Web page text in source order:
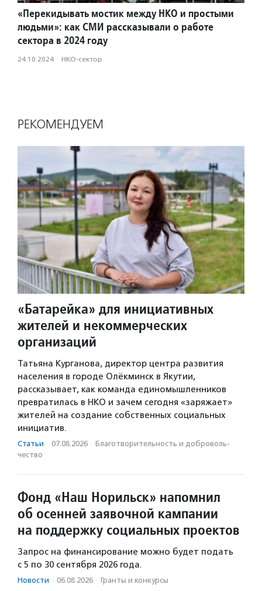
«Перекидывать мостик между НКО и простыми
людьми»: как СМИ рассказывали о работе
сектора в 2024 году
24.10.2024 · НКО-сектор
РЕКОМЕНДУЕМ
«Батарейка» для инициативных
жителей и некоммерческих
организаций
Татьяна Курганова, директор центра развития
населения в городе Олёкминск в Якутии,
рассказывает, как команда единомышленников
превратилась в НКО и зачем сегодня «заряжает»
жителей на создание собственных социальных
инициатив.
Статьи · 07.08.2026 · Благотвори­тель­ность и доброволь­
чест­во
Фонд «Наш Норильск» напомнил
об осенней заявочной кампании
на поддержку социальных проектов
Запрос на финансирование можно будет подать
с 5 по 30 сентября 2026 года.
Новости · 06.08.2026 · Гранты и конкурсы